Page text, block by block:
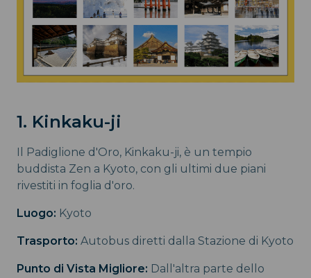
1. Kinkaku-ji
Il Padiglione d'Oro, Kinkaku-ji, è un tempio
buddista Zen a Kyoto, con gli ultimi due piani
rivestiti in foglia d'oro.
Luogo: Kyoto
Trasporto: Autobus diretti dalla Stazione di Kyoto
Punto di Vista Migliore: Dall'altra parte dello